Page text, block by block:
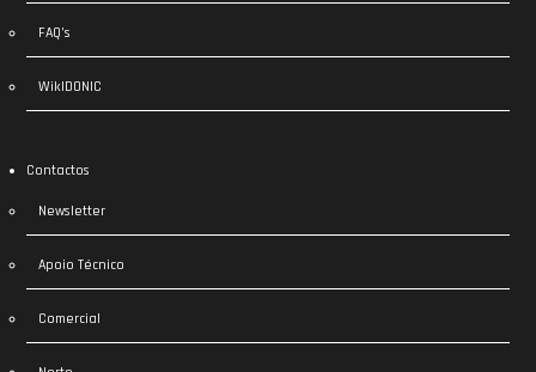
FAQ’s
WikIDONIC
Contactos
Newsletter
Apoio Técnico
Comercial